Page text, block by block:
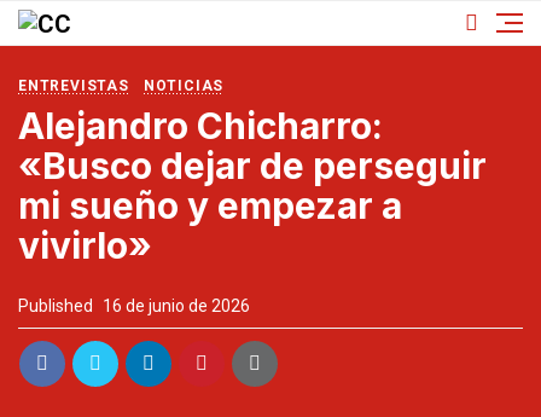
ENTREVISTAS NOTICIAS
Alejandro Chicharro:
«Busco dejar de perseguir
mi sueño y empezar a
vivirlo»
Published 16 de junio de 2026